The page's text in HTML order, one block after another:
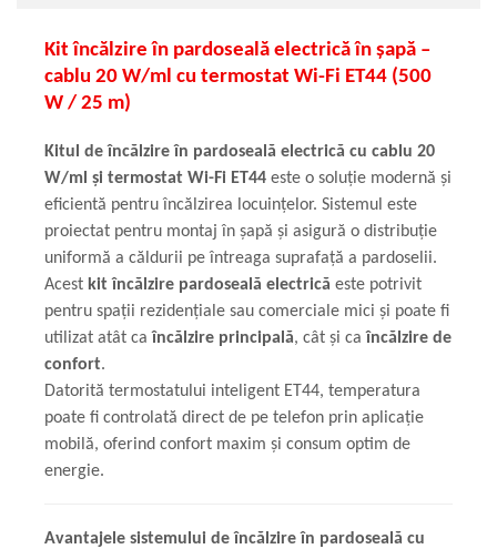
Kit încălzire în pardoseală electrică în șapă –
cablu 20 W/ml cu termostat Wi-Fi ET44 (500
W / 25 m)
Kitul de încălzire în pardoseală electrică cu cablu 20
W/ml și termostat Wi-Fi ET44 este o soluție modernă și
eficientă pentru încălzirea locuințelor. Sistemul este
proiectat pentru montaj în șapă și asigură o distribuție
uniformă a căldurii pe întreaga suprafață a pardoselii.
Acest kit încălzire pardoseală electrică este potrivit
pentru spații rezidențiale sau comerciale mici și poate fi
utilizat atât caîncălzire principală, cât și caîncălzire de
confort.
Datorită termostatului inteligent ET44, temperatura
poate fi controlată direct de pe telefon prin aplicație
mobilă, oferind confort maxim și consum optim de
energie.
Avantajele sistemului de încălzire în pardoseală cu